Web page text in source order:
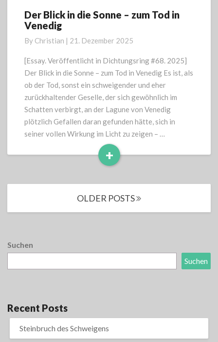
Der
Blick
die
Sonne
–
zum
Tod
in
Venedig
Der Blick in die Sonne – zum Tod in
Venedig
By Christian | 21. Dezember 2025
[Essay. Veröffentlicht in Dichtungsring #68. 2025]
Der Blick in die Sonne – zum Tod in Venedig Es ist, als
ob der Tod, sonst ein schweigender und eher
zurückhaltender Geselle, der sich gewöhnlich im
Schatten verbirgt, an der Lagune von Venedig
plötzlich Gefallen daran gefunden hätte, sich in
seiner vollen Wirkung im Licht zu zeigen – …
+
Read
OLDER POSTS
Suchen
Suchen
Recent Posts
Steinbruch des Schweigens